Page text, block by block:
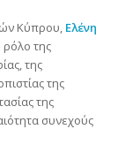
Κύπρου, Ελένη
ρόλο της
της
της
της
συνεχούς